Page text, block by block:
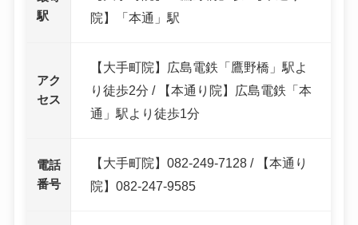
駅
院】「本通」駅
アク
セス
【大手町院】広島電鉄「鷹野橋」駅よ
り徒歩2分 / 【本通り院】広島電鉄「本
通」駅より徒歩1分
電話
番号
【大手町院】082-249-7128 / 【本通り
院】082-247-9585